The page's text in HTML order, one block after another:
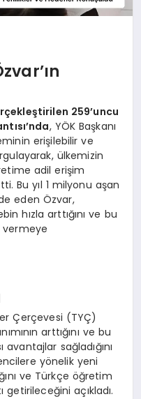
259’uncu
, YÖK Başkanı
erişilebilir ve
ülkemizin
adil erişim
Bu yıl 1 milyonu aşan
eden Özvar,
hızla arttığını ve bu
vermeye
Çerçevesi (TYÇ)
arttığını ve bu
sağladığını
yönelik yeni
ve Türkçe öğretim
açıkladı.